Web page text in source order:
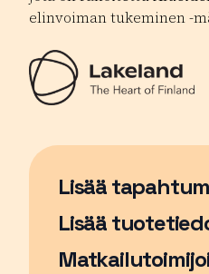
elinvoiman tukeminen -
Lisää
Sivu avautuu
Lisää